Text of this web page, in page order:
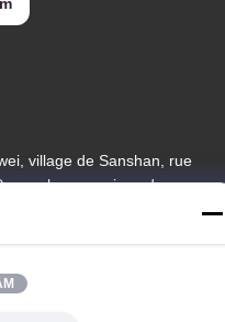
village de Sanshan, rue
province du